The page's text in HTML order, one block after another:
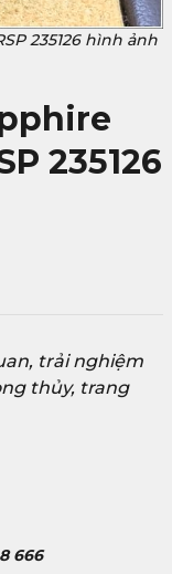
235126 hình ảnh
235126
trải nghiệm
thủy, trang
666